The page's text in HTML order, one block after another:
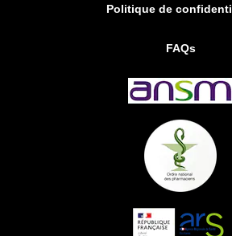
Politique de
FAQs